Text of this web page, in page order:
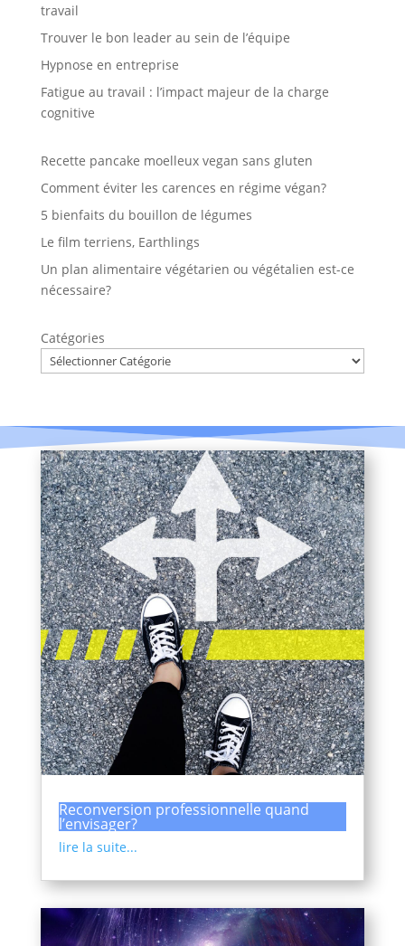
travail
Trouver le bon leader au sein de l’équipe
Hypnose en entreprise
Fatigue au travail : l’impact majeur de la charge
cognitive
Recette pancake moelleux vegan sans gluten
Comment éviter les carences en régime végan?
5 bienfaits du bouillon de légumes
Le film terriens, Earthlings
Un plan alimentaire végétarien ou végétalien est-ce
nécessaire?
Catégories
Reconversion professionnelle quand
l’envisager?
lire la suite...